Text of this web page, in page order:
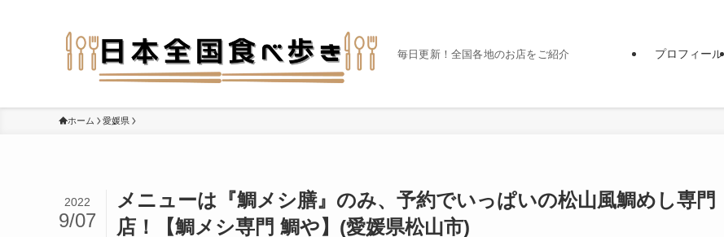
毎日更新！全国各地のお店をご紹介 プロフィール
ホーム 愛媛県
メニューは『鯛メシ膳』のみ、予約でいっぱいの松山風鯛めし専門
店！【鯛メシ専門 鯛や】(愛媛県松山市)
2022
9/07